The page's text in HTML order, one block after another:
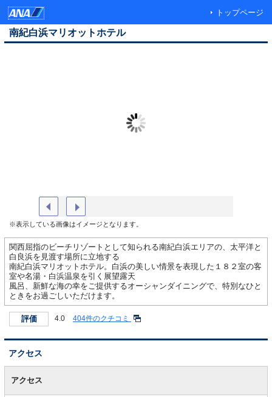
トップページ
南紀白浜マリオットホテル
※表示している画像はイメージとなります。
関西屈指のビーチリゾートとして知られる南紀白浜エリアの、太平洋と
白良浜を見渡す場所に立地する
南紀白浜マリオットホテル。白浜の美しい情景を表現した１８２室の客
室や名湯・白浜温泉を引く展望露天
風呂、新鮮な海の幸をご提供するオーシャンダイニングで、特別なひと
ときをお過ごしいただけます。
評価 4.0 404件のクチコミ
アクセス
アクセス